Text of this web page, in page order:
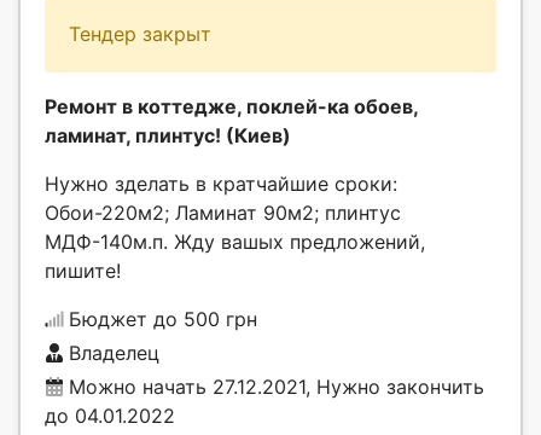
Тендер закрыт
Ремонт в коттедже, поклей-ка обоев,
ламинат, плинтус! (Киев)
Нужно зделать в кратчайшие сроки:
Обои-220м2; Ламинат 90м2; плинтус
МДФ-140м.п. Жду вашых предложений,
пишите!
Бюджет до 500 грн
Владелец
Можно начать 27.12.2021, Нужно закончить
до 04.01.2022